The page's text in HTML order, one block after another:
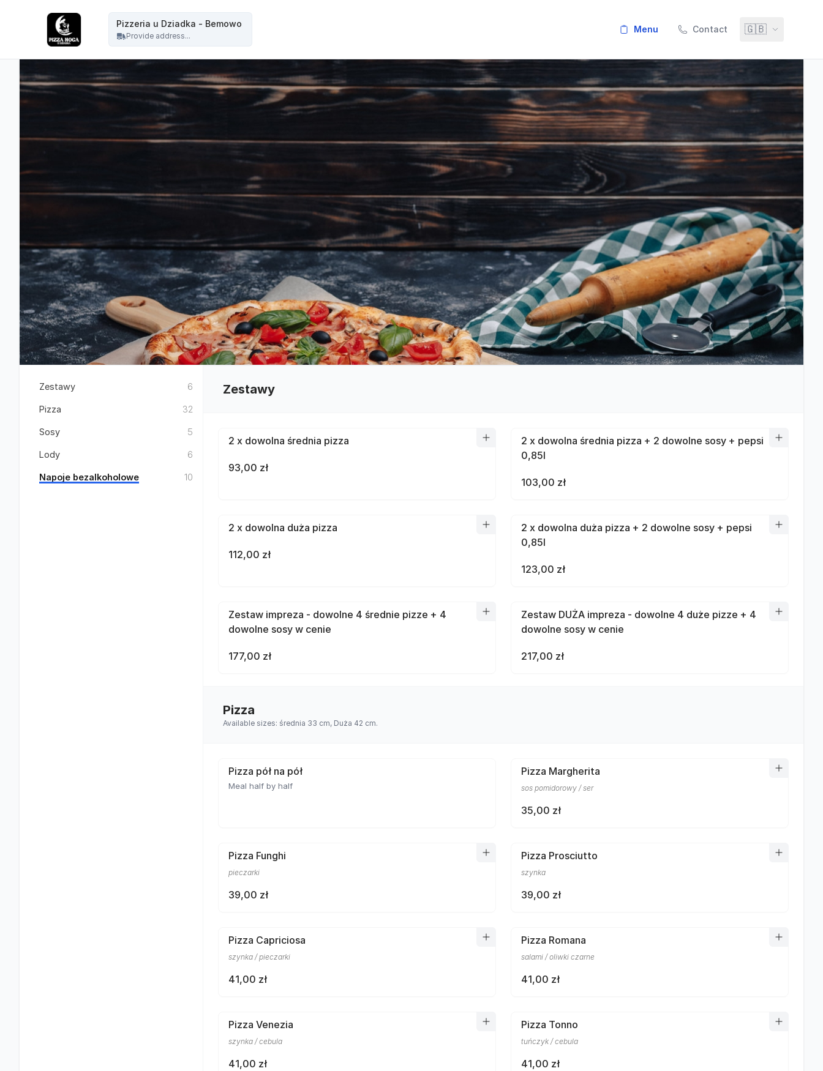
Pizzeria u Dziadka - Bemowo
Provide address...
menu Contact 🇬🇧
Zestawy 6
Pizza 32
Sosy 5
Lody 6
Napoje bezalkoholowe 10
Zestawy
2 x dowolna średnia pizza
93,00 zł
2 x dowolna średnia pizza + 2 dowolne sosy + pepsi
0,85l
103,00 zł
2 x dowolna duża pizza
112,00 zł
2 x dowolna duża pizza + 2 dowolne sosy + pepsi
0,85l
123,00 zł
Zestaw impreza - dowolne 4 średnie pizze + 4
dowolne sosy w cenie
177,00 zł
Zestaw DUŻA impreza - dowolne 4 duże pizze + 4
dowolne sosy w cenie
217,00 zł
Pizza
Available sizes: średnia 33 cm, Duża 42 cm.
Pizza pół na pół
Meal half by half
Pizza Margherita
sos pomidorowy / ser
35,00 zł
Pizza Funghi
pieczarki
39,00 zł
Pizza Prosciutto
szynka
39,00 zł
Pizza Capriciosa
szynka / pieczarki
41,00 zł
Pizza Romana
salami / oliwki czarne
41,00 zł
Pizza Venezia
szynka / cebula
41,00 zł
Pizza Tonno
tuńczyk / cebula
41,00 zł